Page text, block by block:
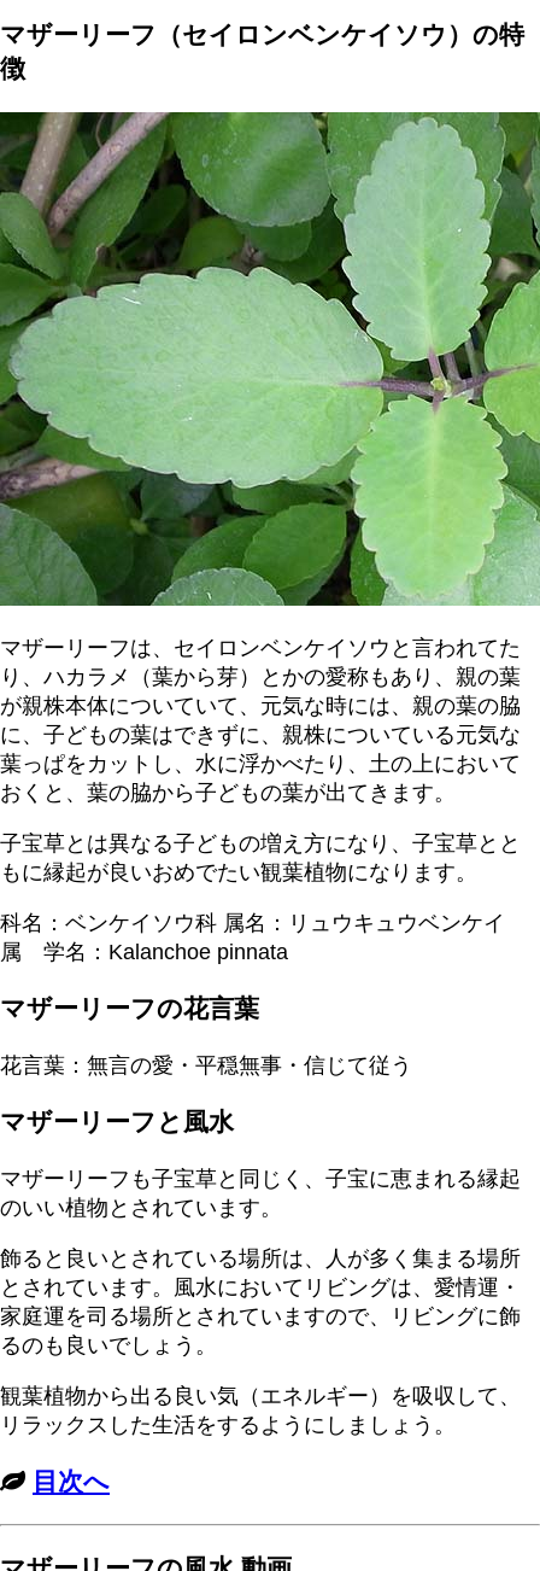
マザーリーフ（セイロンベンケイソウ）の特
徴
マザーリーフは、セイロンベンケイソウと言われてた
り、ハカラメ（葉から芽）とかの愛称もあり、親の葉
が親株本体についていて、元気な時には、親の葉の脇
に、子どもの葉はできずに、親株についている元気な
葉っぱをカットし、水に浮かべたり、土の上において
おくと、葉の脇から子どもの葉が出てきます。
子宝草とは異なる子どもの増え方になり、子宝草とと
もに縁起が良いおめでたい観葉植物になります。
科名：ベンケイソウ科 属名：リュウキュウベンケイ
属 学名：Kalanchoe pinnata
マザーリーフの花言葉
花言葉：無言の愛・平穏無事・信じて従う
マザーリーフと風水
マザーリーフも子宝草と同じく、子宝に恵まれる縁起
のいい植物とされています。
飾ると良いとされている場所は、人が多く集まる場所
とされています。風水においてリビングは、愛情運・
家庭運を司る場所とされていますので、リビングに飾
るのも良いでしょう。
観葉植物から出る良い気（エネルギー）を吸収して、
リラックスした生活をするようにしましょう。
目次へ